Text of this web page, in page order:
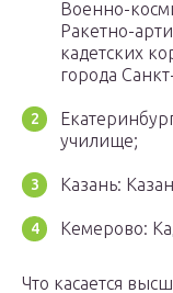
Военно-
Ракетно-
кадетских
города
училище;
Казань:
Кемерово:
Что касается